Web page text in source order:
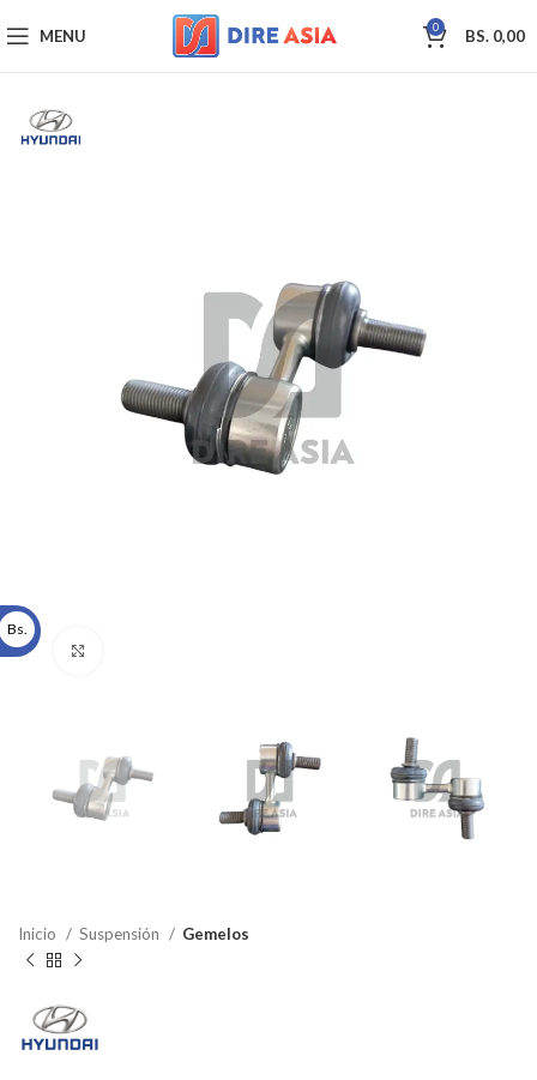
MENU 0 BS. 0,00
Inicio Suspensión Gemelos
Bs.